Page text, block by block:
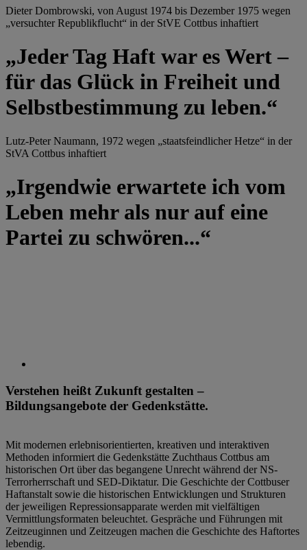
Dieter Dombrowski, von August 1974 bis Dezember 1975 wegen
„versuchter Republikflucht“ in der StVE Cottbus inhaftiert
„Jeder Tag Haft war es Wert –
für das Glück in Freiheit und
Selbstbestimmung zu leben.“
Lutz-Peter Naumann, 1972 wegen „staatsfeindlicher Hetze“ in der
StVA Cottbus inhaftiert
„Irgendwie erwartete ich vom
Leben mehr als nur auf eine
Partei zu schwören...“
Verstehen heißt Zukunft gestalten –
Bildungsangebote der Gedenkstätte.
Mit modernen erlebnisorientierten, kreativen und interaktiven
Methoden informiert die Gedenkstätte Zuchthaus Cottbus am
historischen Ort über das begangene Unrecht während der NS-
Terrorherrschaft und SED-Diktatur. Die Geschichte der Cottbuser
Haftanstalt sowie die historischen Entwicklungen und Strukturen
der jeweiligen Repressionsapparate werden mit vielfältigen
Vermittlungsformaten beleuchtet. Gespräche und Führungen mit
Zeitzeuginnen und Zeitzeugen machen die Geschichte des Haftortes
lebendig.